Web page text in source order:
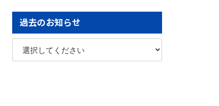
過去のお知らせ